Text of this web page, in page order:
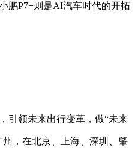
鹏P7+则是AI汽车时代的开拓
引领未来出行变革，做“未来
，在北京、上海、深圳、肇